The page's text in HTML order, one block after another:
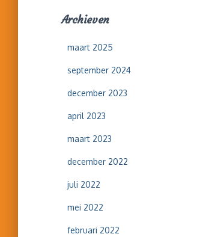
n
Archieven
maart 2025
september 2024
december 2023
april 2023
maart 2023
december 2022
juli 2022
mei 2022
februari 2022